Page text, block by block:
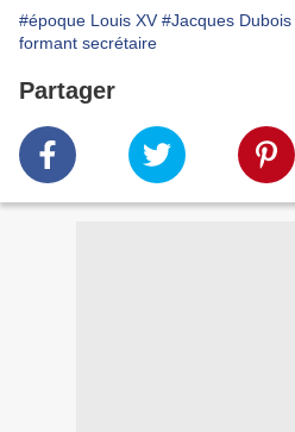
#époque Louis XV #Jacques Dubois
formant secrétaire
Partager